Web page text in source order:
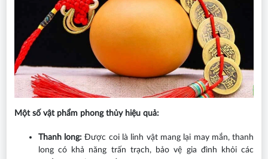
Một số vật phẩm phong thủy hiệu quả:
Thanh long: Được coi là linh vật mang lại may mắn, thanh
long có khả năng trấn trạch, bảo vệ gia đình khỏi các